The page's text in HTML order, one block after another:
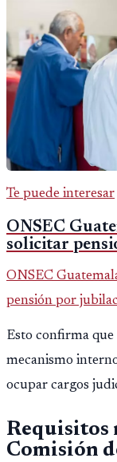
Te puede interesar
ONSEC
solicitar
ONSEC
pensión por
Montepío y 50
importar edad.
Esto confirma
mecanismo
ocupar cargos
Requisitos
Comisión